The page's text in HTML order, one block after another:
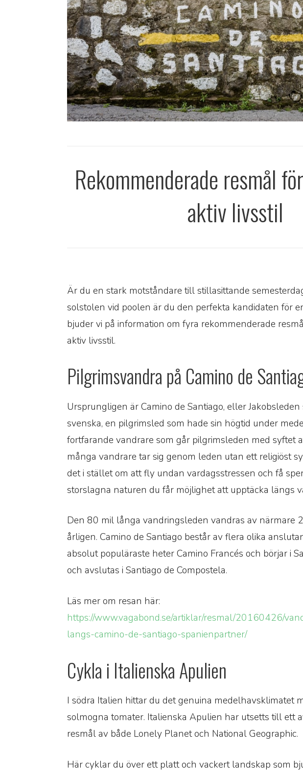
Rekommenderade resmål
aktiv livsstil
Är du en stark motståndare till stillasittande
solstolen vid poolen är du den perfekta kandidaten för
bjuder vi på information om fyra rekommenderade
aktiv livsstil.
Pilgrimsvandra på Camino de
Ursprungligen är Camino de Santiago, eller
svenska, en pilgrimsled som hade sin högtid under
fortfarande vandrare som går pilgrimsleden med syftet
många vandrare tar sig genom leden utan ett religiöst
det i stället om att fly undan vardagsstressen och få
storslagna naturen du får möjlighet att upptäcka längs
Den 80 mil långa vandringsleden vandras av närmare
årligen. Camino de Santiago består av flera olika
absolut populäraste heter Camino Francés och börjar i
och avslutas i Santiago de Compostela.
Läs mer om resan här:
https://www.vagabond.se/artiklar/resmal/20160426/
langs-camino-de-santiago-spanienpartner/
Cykla i Italienska Apulien
I södra Italien hittar du det genuina medelhavsklimatet
solmogna tomater. Italienska Apulien har utsetts till ett
resmål av både Lonely Planet och National Geographic.
Här cyklar du över ett platt och vackert landskap som